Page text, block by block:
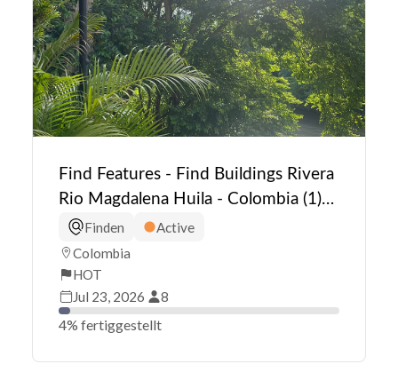
Find Features - Find Buildings Rivera
Rio Magdalena Huila - Colombia (1)
HOTFinden
Active
Colombia
HOT
Jul 23, 2026
8
4% fertiggestellt